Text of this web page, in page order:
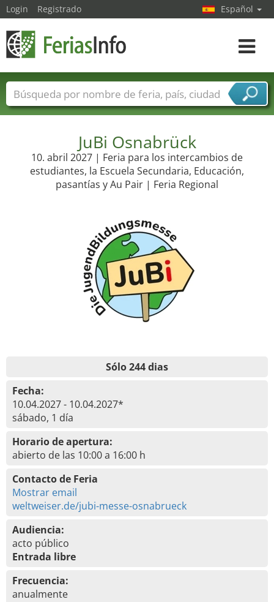
JuBi Osnabrück
10. abril 2027 | Feria para los intercambios de
estudiantes, la Escuela Secundaria, Educación,
pasantías y Au Pair | Feria Regional
Sólo 244 dias
Fecha:
10.04.2027 - 10.04.2027*
sábado, 1 día
Horario de apertura:
abierto de las 10:00 a 16:00 h
Contacto de Feria
Mostrar email
weltweiser.de/jubi-messe-osnabrueck
Audiencia:
acto público
Entrada libre
Frecuencia:
anualmente
Login Registrado Español
toggle
Nombres de ferias Países
Ciudades
Sectores de proveedor de servicios